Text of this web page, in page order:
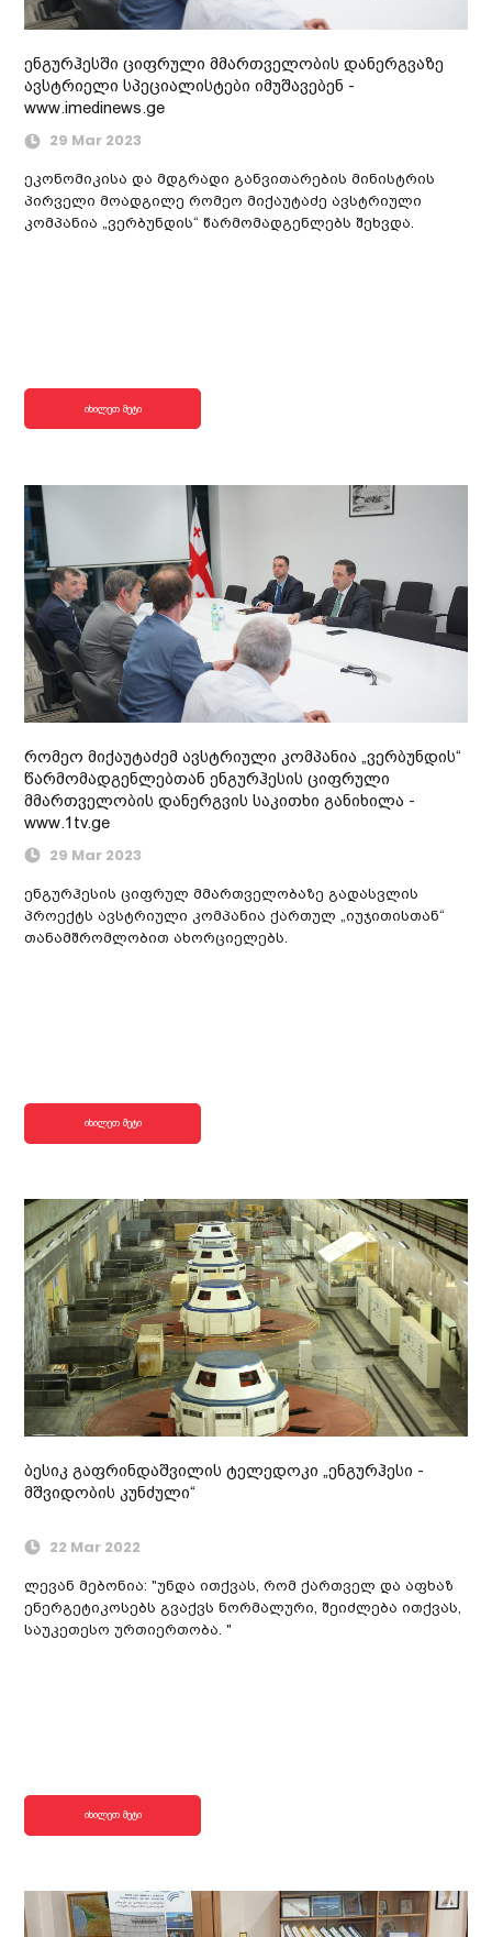
ენგურჰესში ციფრული მმართველობის დანერგვაზე
ავსტრიელი სპეციალისტები იმუშავებენ -
www.imedinews.ge
29 Mar 2023
ეკონომიკისა და მდგრადი განვითარების მინისტრის
პირველი მოადგილე რომეო მიქაუტაძე ავსტრიული
კომპანია „ვერბუნდის“ წარმომადგენლებს შეხვდა.
იხილეთ მეტი
რომეო მიქაუტაძემ ავსტრიული კომპანია „ვერბუნდის“
წარმომადგენლებთან ენგურჰესის ციფრული
მმართველობის დანერგვის საკითხი განიხილა -
www.1tv.ge
29 Mar 2023
ენგურჰესის ციფრულ მმართველობაზე გადასვლის
პროექტს ავსტრიული კომპანია ქართულ „იუჯითისთან“
თანამშრომლობით ახორციელებს.
იხილეთ მეტი
ბესიკ გაფრინდაშვილის ტელედოკი „ენგურჰესი -
მშვიდობის კუნძული“
22 Mar 2022
ლევან მებონია: "უნდა ითქვას, რომ ქართველ და აფხაზ
ენერგეტიკოსებს გვაქვს ნორმალური, შეიძლება ითქვას,
საუკეთესო ურთიერთობა. "
იხილეთ მეტი